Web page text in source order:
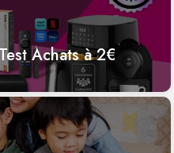
Achats à 2€